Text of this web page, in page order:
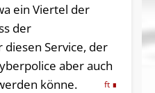
ein Viertel der
der
Service, der
aber auch
könne.
ft